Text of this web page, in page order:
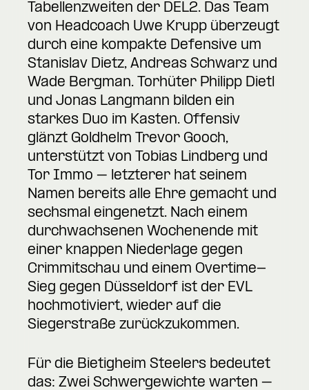
Tabellenzweiten der DEL2. Das Team
von Headcoach Uwe Krupp überzeugt
durch eine kompakte Defensive um
Stanislav Dietz, Andreas Schwarz und
Wade Bergman. Torhüter Philipp Dietl
und Jonas Langmann bilden ein
starkes Duo im Kasten. Offensiv
glänzt Goldhelm Trevor Gooch,
unterstützt von Tobias Lindberg und
Tor Immo – letzterer hat seinem
Namen bereits alle Ehre gemacht und
sechsmal eingenetzt. Nach einem
durchwachsenen Wochenende mit
einer knappen Niederlage gegen
Crimmitschau und einem Overtime-
Sieg gegen Düsseldorf ist der EVL
hochmotiviert, wieder auf die
Siegerstraße zurückzukommen.
Für die Bietigheim Steelers bedeutet
das: Zwei Schwergewichte warten –